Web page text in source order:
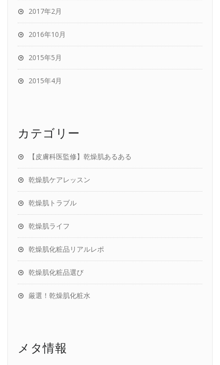
2017年2月
2016年10月
2015年5月
2015年4月
カテゴリー
【皮膚科医監修】乾燥肌あるある
乾燥肌ケアレッスン
乾燥肌トラブル
乾燥肌ライフ
乾燥肌化粧品リアルレポ
乾燥肌化粧品選び
厳選！乾燥肌化粧水
メタ情報